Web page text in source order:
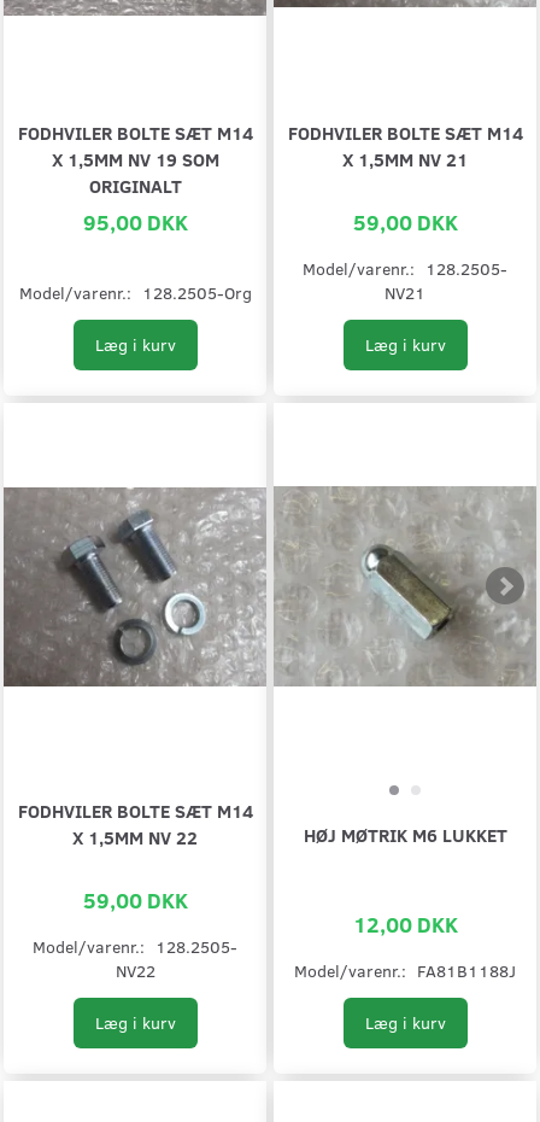
FODHVILER BOLTE SÆT M14
X 1,5MM NV 19 SOM
ORIGINALT
95,00 DKK
Model/varenr.: 128.2505-Org
Læg i kurv
FODHVILER BOLTE SÆT M14
X 1,5MM NV 21
59,00 DKK
Model/varenr.:
128.2505-
NV21
Læg i kurv
FODHVILER BOLTE SÆT M14
X 1,5MM NV 22
59,00 DKK
Model/varenr.:
128.2505-
NV22
Læg i kurv
HØJ MØTRIK M6 LUKKET
12,00 DKK
Model/varenr.: FA81B1188J
Læg i kurv